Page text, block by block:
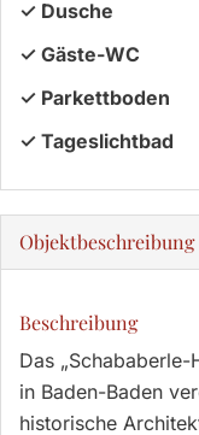
✓ Dusche
✓ Gäste-WC
✓ Parkettboden
✓ Tageslichtbad
Objekt­beschreibung
Beschreibung
Das
in Baden-Baden
historische